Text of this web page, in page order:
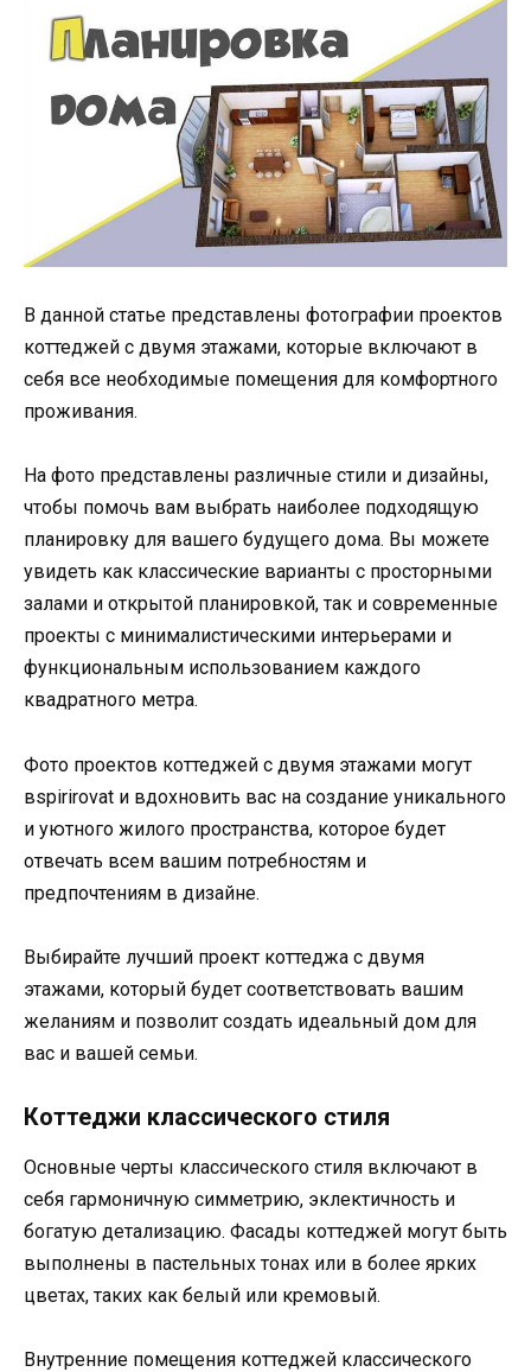
В данной статье представлены фотографии проектов
коттеджей с двумя этажами, которые включают в
себя все необходимые помещения для комфортного
проживания.
На фото представлены различные стили и дизайны,
чтобы помочь вам выбрать наиболее подходящую
планировку для вашего будущего дома. Вы можете
увидеть как классические варианты с просторными
залами и открытой планировкой, так и современные
проекты с минималистическими интерьерами и
функциональным использованием каждого
квадратного метра.
Фото проектов коттеджей с двумя этажами могут
вspirirovat и вдохновить вас на создание уникального
и уютного жилого пространства, которое будет
отвечать всем вашим потребностям и
предпочтениям в дизайне.
Выбирайте лучший проект коттеджа с двумя
этажами, который будет соответствовать вашим
желаниям и позволит создать идеальный дом для
вас и вашей семьи.
Коттеджи классического стиля
Основные черты классического стиля включают в
себя гармоничную симметрию, эклектичность и
богатую детализацию. Фасады коттеджей могут быть
выполнены в пастельных тонах или в более ярких
цветах, таких как белый или кремовый.
Внутренние помещения коттеджей классического